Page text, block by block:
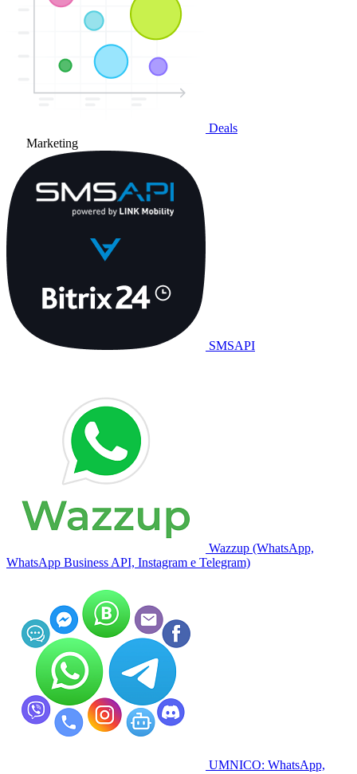
Deals
Marketing
SMSAPI
Wazzup (WhatsApp,
WhatsApp Business API, Instagram e Telegram)
UMNICO: WhatsApp,